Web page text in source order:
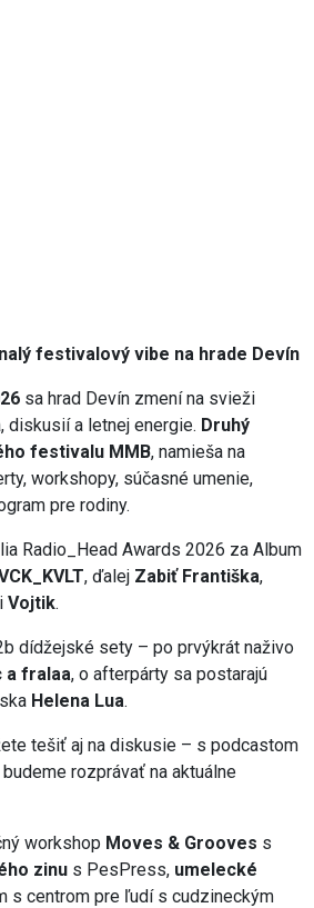
festivalový vibe na hrade Devín
sa hrad Devín zmení na svieži
diskusií a letnej energie. Druhý
festivalu MMB, namieša na
workshopy, súčasné umenie,
pre rodiny.
Radio_Head Awards 2026 za Album
, ďalej Zabiť Františka,
Vojtik.
dídžejské sety – po prvýkrát naživo
a fralaa, o afterpárty sa postarajú
Helena Lua.
tešiť aj na diskusie – s podcastom
rozprávať na aktuálne
workshop Moves & Grooves s
zinu s PesPress, umelecké
s centrom pre ľudí s cudzineckým